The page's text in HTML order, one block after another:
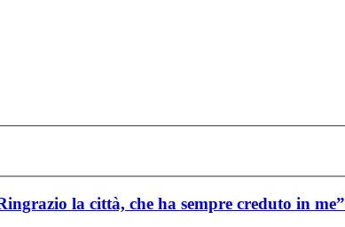
la città, che ha sempre creduto in me”